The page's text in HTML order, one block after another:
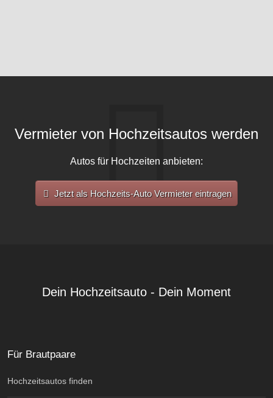
Vermieter von Hochzeitsautos werden
Autos für Hochzeiten anbieten:
Jetzt als Hochzeits-Auto Vermieter eintragen
Dein Hochzeitsauto - Dein Moment
Für Brautpaare
Hochzeitsautos finden